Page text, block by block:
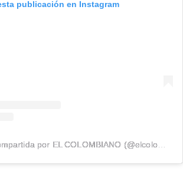
publicación en Instagram
Una publicación compartida por EL COLOMBIANO (@elcolombiano_)